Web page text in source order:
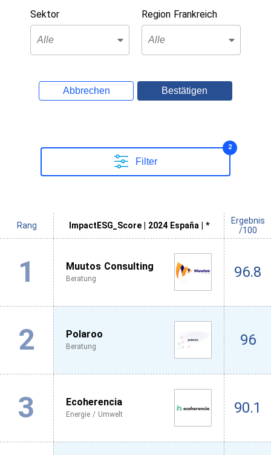
Sektor Region Frankreich
Abbrechen Bestätigen
Filter
2
Rang ImpactESG_Score | 2024 España | *
Ergebnis
/100
1 Muutos Consulting
Beratung 96.8
2 Polaroo
Beratung 96
3 Ecoherencia
Energie / Umwelt 90.1